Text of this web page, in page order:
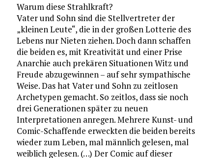
Warum diese Strahlkraft?
Vater und Sohn sind die Stellvertreter der
„kleinen Leute“, die in der großen Lotterie des
Lebens nur Nieten ziehen. Doch dann schaffen
die beiden es, mit Kreativität und einer Prise
Anarchie auch prekären Situationen Witz und
Freude abzugewinnen – auf sehr sympathische
Weise. Das hat Vater und Sohn zu zeitlosen
Archetypen gemacht. So zeitlos, dass sie noch
drei Generationen später zu neuen
Interpretationen anregen. Mehrere Kunst- und
Comic-Schaffende erweckten die beiden bereits
wieder zum Leben, mal männlich gelesen, mal
weiblich gelesen. (…) Der Comic auf dieser